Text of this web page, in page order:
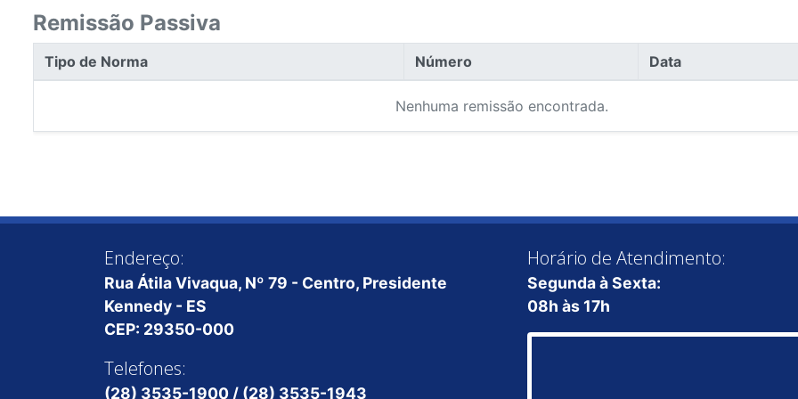
Remissão Passiva
Tipo de Norma Número Data
Nenhuma remissão encontrada.
Endereço:
Rua Átila Vivaqua, Nº 79 - Centro, Presidente
Kennedy - ES
CEP: 29350-000
Telefones:
(28) 3535-1900 / (28) 3535-1943
Horário de Atendimento:
Segunda à Sexta:
08h às 17h